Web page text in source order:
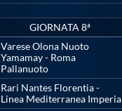
GIORNATA 8ª
Varese Olona Nuoto
Yamamay - Roma
Pallanuoto
Rari Nantes Florentia -
Linea Mediterranea Imperia